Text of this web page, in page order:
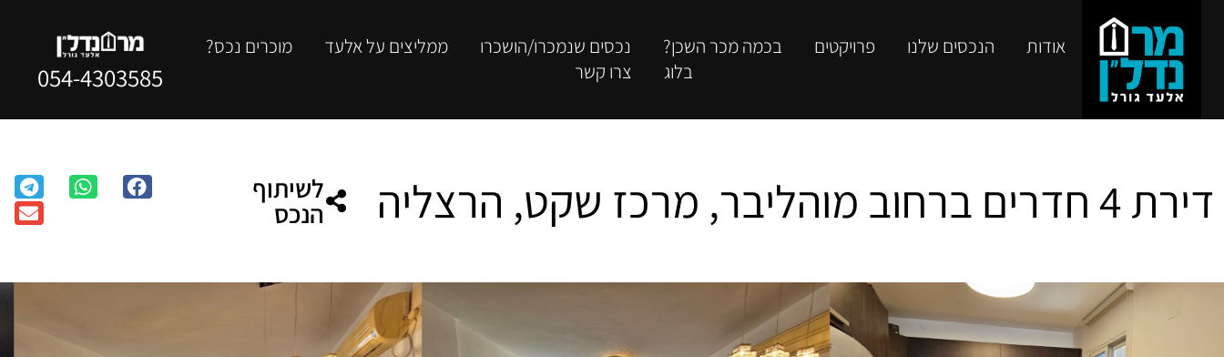
אודות הנכסים שלנו פרויקטים בכמה מכר השכן? נכסים שנמכרו/הושכרו ממליצים על אלעד
מוכרים נכס?
בלוג
צרו קשר 054-4303585
דירת 4 חדרים ברחוב מוהליבר, מרכז שקט, הרצליה לשיתוף
הנכס